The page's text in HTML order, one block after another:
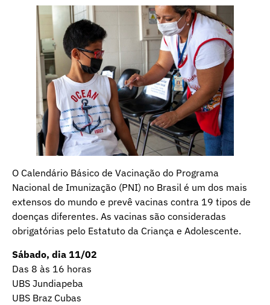
O Calendário Básico de Vacinação do Programa
Nacional de Imunização (PNI) no Brasil é um dos mais
extensos do mundo e prevê vacinas contra 19 tipos de
doenças diferentes. As vacinas são consideradas
obrigatórias pelo Estatuto da Criança e Adolescente.
Sábado, dia 11/02
Das 8 às 16 horas
UBS Jundiapeba
UBS Braz Cubas